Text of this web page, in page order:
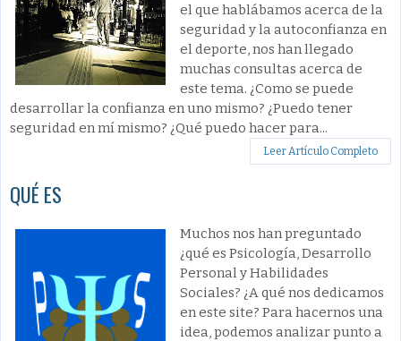
el que hablábamos acerca de la
seguridad y la autoconfianza en
el deporte, nos han llegado
muchas consultas acerca de
este tema. ¿Como se puede
desarrollar la confianza en uno mismo? ¿Puedo tener
seguridad en mí mismo? ¿Qué puedo hacer para...
Leer Artículo Completo
QUÉ ES
Muchos nos han preguntado
¿qué es Psicología, Desarrollo
Personal y Habilidades
Sociales? ¿A qué nos dedicamos
en este site? Para hacernos una
idea, podemos analizar punto a